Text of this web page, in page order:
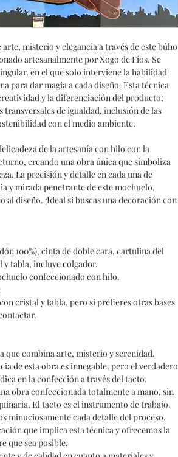
misterio y elegancia a través de este búho
artesanalmente por Xogo de Fíos. Se
en el que solo interviene la habilidad
para dar magia a cada diseño. Esta técnica
y la diferenciación del producto;
transversales de igualdad, inclusión de las
con el medio ambiente.
de la artesanía con hilo con la
creando una obra única que simboliza
La precisión y detalle en cada una de
y mirada penetrante de este mochuelo,
diseño. ¡Ideal si buscas una decoración con
100%), cinta de doble cara, cartulina del
y tabla, incluye colgador.
confeccionado con hilo.
cristal y tabla, pero si prefieres otras bases
que combina arte, misterio y serenidad.
de esta obra es innegable, pero el verdadero
en la confección a través del tacto.
obra confeccionada totalmente a mano, sin
El tacto es el instrumento de trabajo.
minuciosamente cada detalle del proceso,
que implica esta técnica y ofrecemos la
que sea posible.